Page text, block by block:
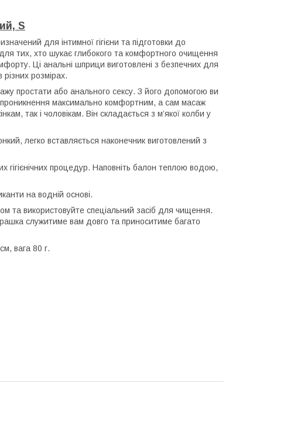
S
для інтимної гігієни та підготовки до
тих, хто шукає глибокого та комфортного очищення
Ці анальні шприци виготовлені з безпечних для
різних розмірах.
простати або анального сексу. З його допомогою ви
максимально комфортним, а сам масаж
так і чоловікам. Він складається з м’якої колби у
легко вставляється наконечник виготовлений з
гігієнічних процедур. Наповніть балон теплою водою,
на водній основі.
використовуйте спеціальний засіб для чищення.
служитиме вам довго та приноситиме багато
вага 80 г.